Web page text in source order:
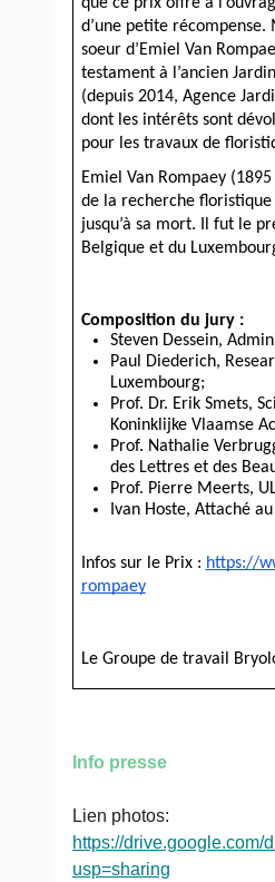
d’une petite récompense.
soeur d’Emiel Van
testament à l’ancien
(depuis 2014, Agence
dont les intérêts sont
pour les travaux de
Emiel Van Rompaey
de la recherche
jusqu’à sa mort. Il fut le
Belgique et du
Composition du jury :
Steven Dessein,
Paul Diederich,
Luxembourg;
Prof. Dr. Erik Smets,
Koninklijke Vlaamse
Prof. Nathalie
des Lettres et des
Prof. Pierre Meerts,
Ivan Hoste, Attaché
Infos sur le Prix : https://
rompaey
Le Groupe de travail
Info presse
Lien photos:
https://
usp=sharing